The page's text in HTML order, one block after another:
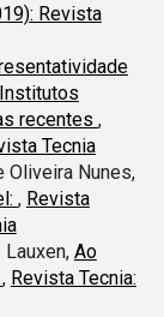
Revista
recentes ,
Tecnia
Oliveira Nunes,
, Revista
Ao
, Revista Tecnia: